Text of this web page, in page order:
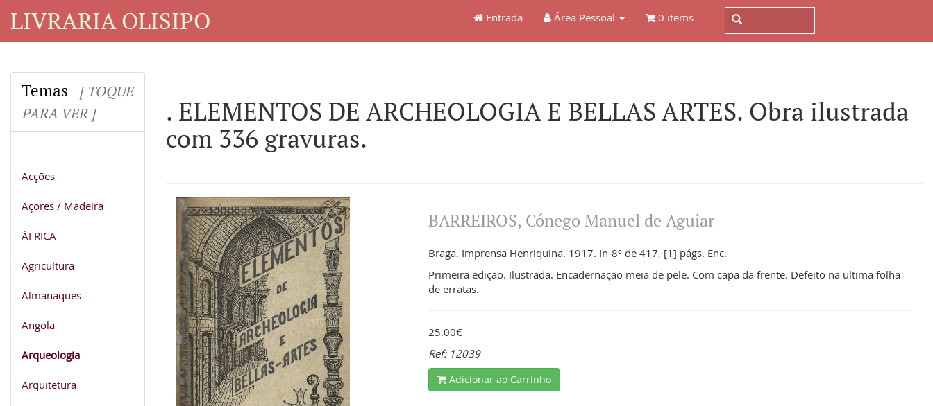
LIVRARIA OLISIPO Entrada Área Pessoal 0 items
Temas
[ TOQUE
PARA VER ]
Acções
Açores / Madeira
ÁFRICA
Agricultura
Almanaques
Angola
Arqueologia
Arquitetura
. ELEMENTOS DE ARCHEOLOGIA E BELLAS ARTES. Obra ilustrada
com 336 gravuras.
BARREIROS, Cónego Manuel de Aguiar
Braga. Imprensa Henriquina. 1917. In-8º de 417, [1] págs. Enc.
Primeira edição. Ilustrada. Encadernação meia de pele. Com capa da frente. Defeito na ultima folha
de erratas.
25.00€
Ref: 12039
Adicionar ao Carrinho